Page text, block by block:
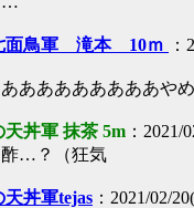
面鳥軍 滝本 10ｍ
ああああああああや
天丼軍 抹茶 5m ：
酢…？（狂気
天丼軍tejas ：2021/02/